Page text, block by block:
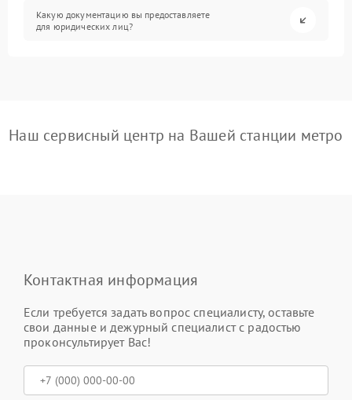
Какую документацию вы предоставляете
для юридических лиц?
Наш сервисный центр на Вашей станции метро
Контактная информация
Если требуется задать вопрос специалисту, оставьте
свои данные и дежурный специалист с радостью
проконсультирует Вас!